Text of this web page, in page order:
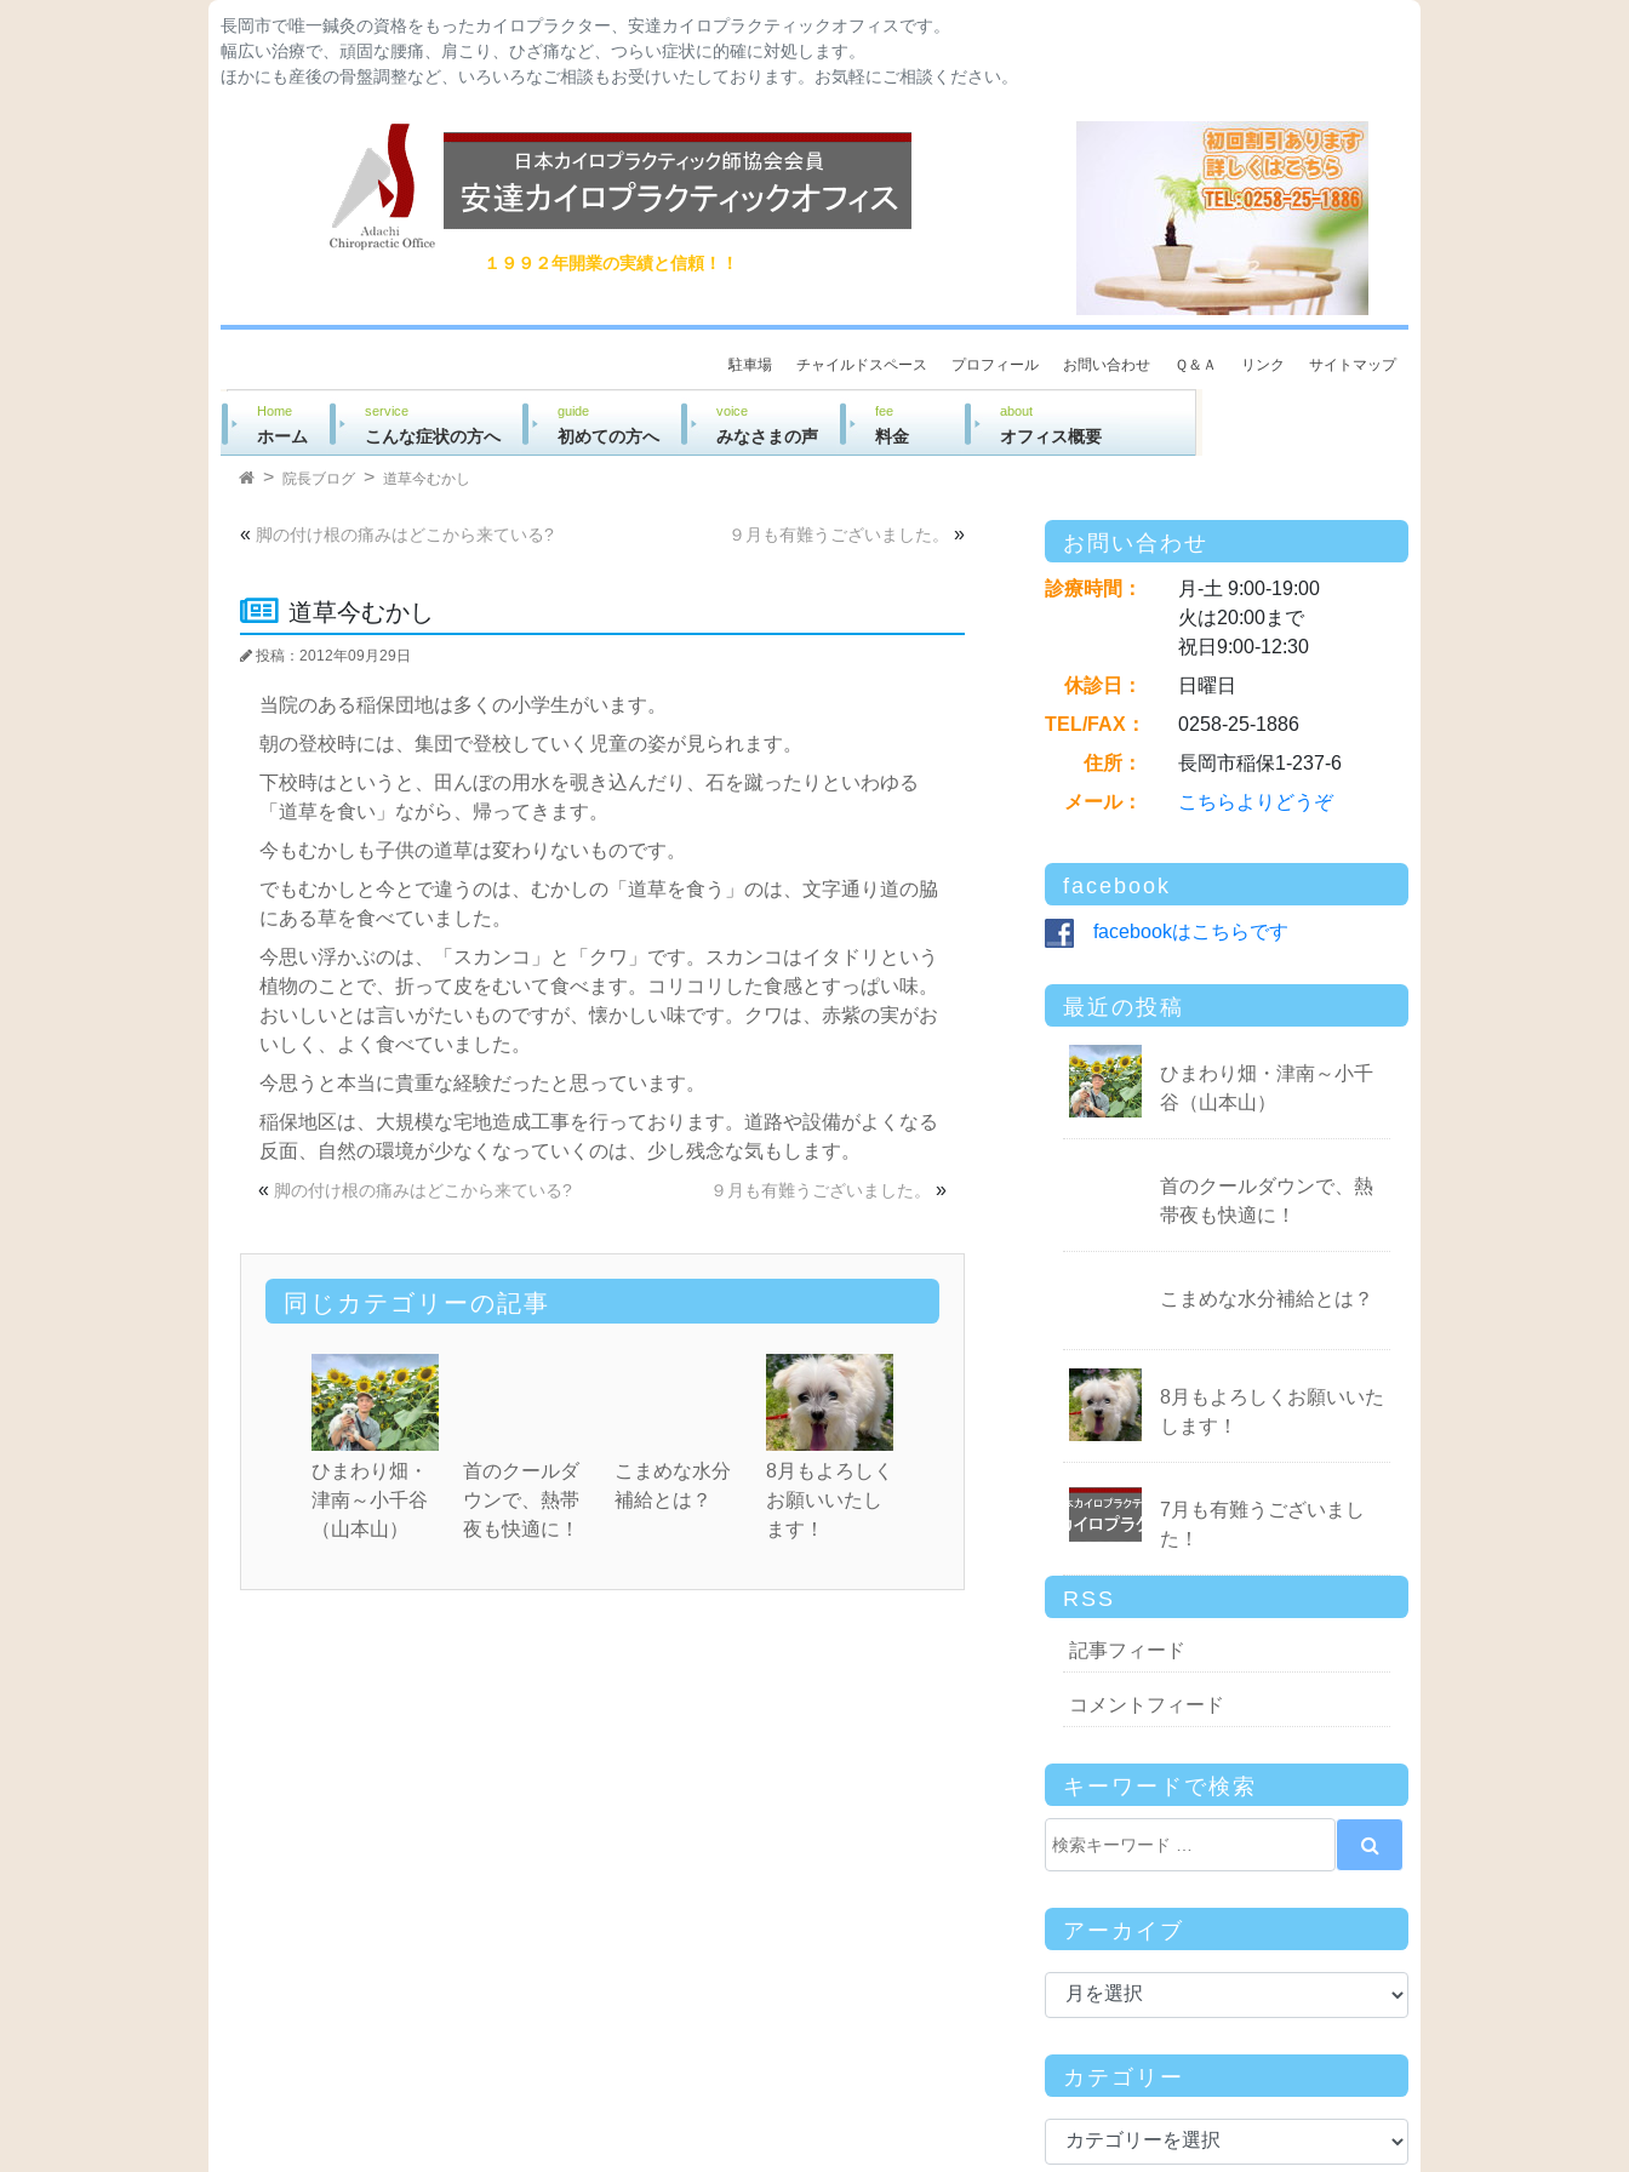
長岡市で唯一鍼灸の資格をもったカイロプラクター、安達カイロプラクティックオフィスです。
幅広い治療で、頑固な腰痛、肩こり、ひざ痛など、つらい症状に的確に対処します。
ほかにも産後の骨盤調整など、いろいろなご相談もお受けいたしております。お気軽にご相談ください。
１９９２年開業の実績と信頼！！
駐車場 チャイルドスペース プロフィール お問い合わせ Ｑ＆Ａ リンク サイトマップ
Home
ホーム
service
こんな症状の方へ
guide
初めての方へ
voice
みなさまの声
fee
料金
about
オフィス概要
院長ブログ 道草今むかし
« 脚の付け根の痛みはどこから来ている? ９月も有難うございました。 »
道草今むかし
投稿：2012年09月29日
当院のある稲保団地は多くの小学生がいます。
朝の登校時には、集団で登校していく児童の姿が見られます。
下校時はというと、田んぼの用水を覗き込んだり、石を蹴ったりといわゆる
「道草を食い」ながら、帰ってきます。
今もむかしも子供の道草は変わりないものです。
でもむかしと今とで違うのは、むかしの「道草を食う」のは、文字通り道の脇
にある草を食べていました。
今思い浮かぶのは、「スカンコ」と「クワ」です。スカンコはイタドリという
植物のことで、折って皮をむいて食べます。コリコリした食感とすっぱい味。
おいしいとは言いがたいものですが、懐かしい味です。クワは、赤紫の実がお
いしく、よく食べていました。
今思うと本当に貴重な経験だったと思っています。
稲保地区は、大規模な宅地造成工事を行っております。道路や設備がよくなる
反面、自然の環境が少なくなっていくのは、少し残念な気もします。
« 脚の付け根の痛みはどこから来ている? ９月も有難うございました。 »
同じカテゴリーの記事
ひまわり畑・
津南～小千谷
（山本山）
首のクールダ
ウンで、熱帯
夜も快適に！
こまめな水分
補給とは？
8月もよろしく
お願いいたし
ます！
お問い合わせ
診療時間：
月-土 9:00-19:00
火は20:00まで
祝日9:00-12:30
休診日：
日曜日
TEL/FAX：
0258-25-1886
住所：
長岡市稲保1-237-6
メール：
こちらよりどうぞ
facebook
facebookはこちらです
最近の投稿
ひまわり畑・津南～小千
谷（山本山）
首のクールダウンで、熱
帯夜も快適に！
こまめな水分補給とは？
8月もよろしくお願いいた
します！
7月も有難うございまし
た！
RSS
記事フィード
コメントフィード
キーワードで検索
アーカイブ
カテゴリー